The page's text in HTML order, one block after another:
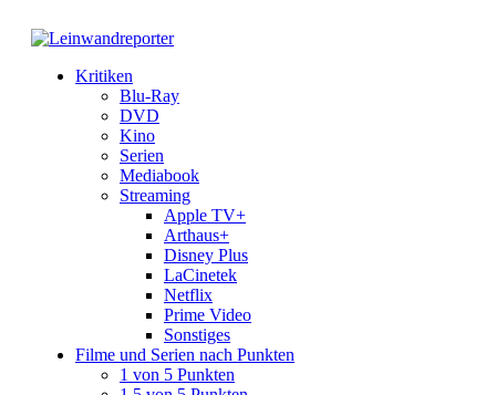
Kritiken
Blu-Ray
DVD
Kino
Serien
Mediabook
Streaming
Apple TV+
Arthaus+
Disney Plus
LaCinetek
Netflix
Prime Video
Sonstiges
Filme und Serien nach Punkten
1 von 5 Punkten